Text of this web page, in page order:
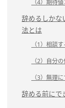
（4）期待
辞めるしか
法とは
（1）相談す
（2）自分
（3）無理
辞める前にで